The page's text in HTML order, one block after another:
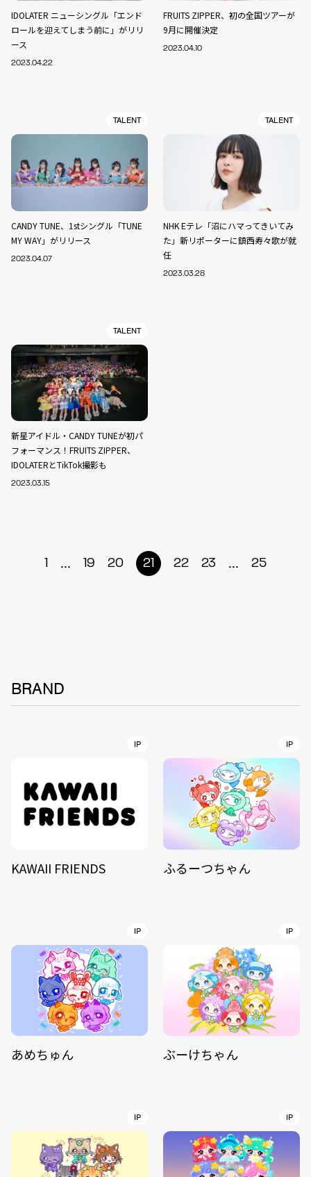
IDOLATER ニューシングル「エンド
ロールを迎えてしまう前に」がリリ
ース
2023.04.22
FRUITS ZIPPER、初の全国ツアーが
9月に開催決定
2023.04.10
TALENT
CANDY TUNE、1stシングル「TUNE
MY WAY」がリリース
2023.04.07
TALENT
NHK Eテレ「沼にハマってきいてみ
た」新リポーターに鎮西寿々歌が就
任
2023.03.28
TALENT
新星アイドル・CANDY TUNEが初パ
フォーマンス！FRUITS ZIPPER、
IDOLATERとTikTok撮影も
2023.03.15
1 ... 19 20 21 22 23 ... 25
BRAND
IP
KAWAII FRIENDS
IP
ふるーつちゃん
IP
あめちゅん
IP
ぶーけちゃん
IP IP